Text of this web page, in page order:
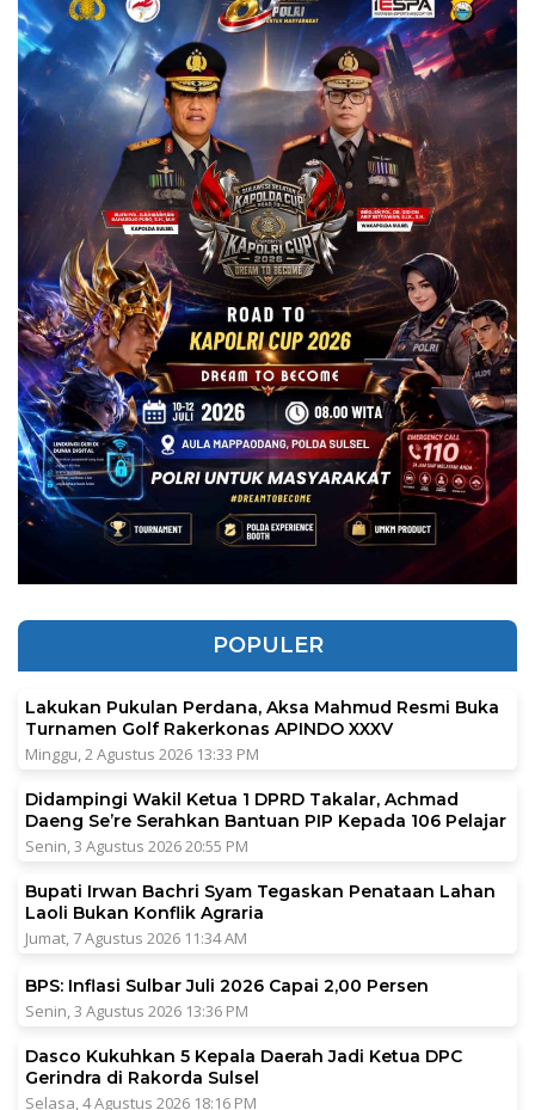
POPULER
Lakukan Pukulan Perdana, Aksa Mahmud Resmi Buka
Turnamen Golf Rakerkonas APINDO XXXV
Minggu, 2 Agustus 2026 13:33 PM
Didampingi Wakil Ketua 1 DPRD Takalar, Achmad
Daeng Se’re Serahkan Bantuan PIP Kepada 106 Pelajar
Senin, 3 Agustus 2026 20:55 PM
Bupati Irwan Bachri Syam Tegaskan Penataan Lahan
Laoli Bukan Konflik Agraria
Jumat, 7 Agustus 2026 11:34 AM
BPS: Inflasi Sulbar Juli 2026 Capai 2,00 Persen
Senin, 3 Agustus 2026 13:36 PM
Dasco Kukuhkan 5 Kepala Daerah Jadi Ketua DPC
Gerindra di Rakorda Sulsel
Selasa, 4 Agustus 2026 18:16 PM